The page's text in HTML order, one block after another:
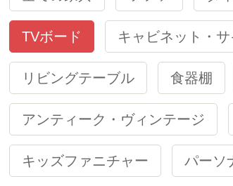
TVボード キャビネット・
リビングテーブル 食器棚
アンティーク・ヴィンテージ
キッズファニチャー パーソ